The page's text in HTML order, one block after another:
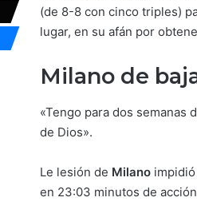
(de 8-8 con cinco triples)
lugar, en su afán por
Milano de
«Tengo para dos semanas
de Dios».
Le lesión de Milano
en 23:03 minutos de